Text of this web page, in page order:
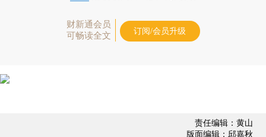
财新通会员
可畅读全文
订阅/会员升级
责任编辑：黄山
版面编辑：邱嘉秋